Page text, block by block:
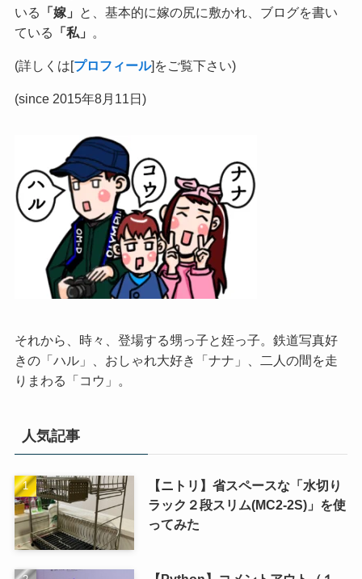
いる
「嫁」
と、基本的に嫁の尻に敷かれ、ブログを書い
ている
「私」 。
(詳しくは[プロフィール]をご覧下さい)
(since 2015年8月11日)
それから、時々、登場する甥っ子と姪っ子。鉄道写真好
きの「ハル」、おしゃれ大好き「ナナ」、二人の間を走
りまわる「コウ」。
人気記事
【ニトリ】省スペースな「水切り
ラック２段スリム(MC2-2S)」を使
ってみた